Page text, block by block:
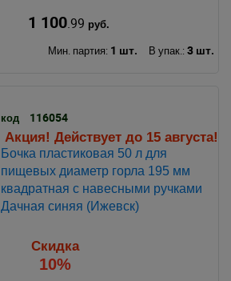
1 100.99 руб.
Мин. партия: 1 шт. В упак.: 3 шт.
код
116054
Акция! Действует до 15 августа!
Бочка пластиковая 50 л для
пищевых диаметр горла 195 мм
квадратная с навесными ручками
Дачная синяя (Ижевск)
Скидка
10%